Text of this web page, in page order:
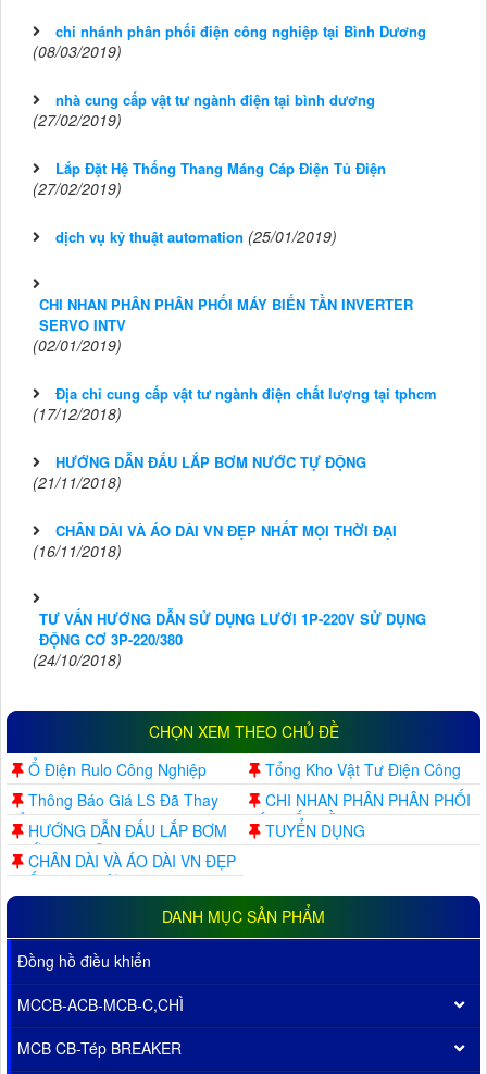
chi nhánh phân phối điện công nghiệp tại Bình Dương
(08/03/2019)
nhà cung cấp vật tư ngành điện tại bình dương
(27/02/2019)
Lắp Đặt Hệ Thống Thang Máng Cáp Điện Tủ Điện
(27/02/2019)
dịch vụ kỷ thuật automation (25/01/2019)
CHI NHAN PHÂN PHÂN PHỐI MÁY BIẾN TẦN INVERTER
SERVO INTV
(02/01/2019)
Địa chỉ cung cấp vật tư ngành điện chất lượng tại tphcm
(17/12/2018)
HƯỚNG DẪN ĐẤU LẮP BƠM NƯỚC TỰ ĐỘNG
(21/11/2018)
CHÂN DÀI VÀ ÁO DÀI VN ĐẸP NHẤT MỌI THỜI ĐẠI
(16/11/2018)
TƯ VẤN HƯỚNG DẪN SỬ DỤNG LƯỚI 1P-220V SỬ DỤNG
ĐỘNG CƠ 3P-220/380
(24/10/2018)
CHỌN XEM THEO CHỦ ĐỀ
Ổ Điện Rulo Công Nghiệp
Tổng Kho Vật Tư Điện Công
Ty Mỹ Phước Đức
Thông Báo Giá LS Đã Thay
Đổi
CHI NHAN PHÂN PHÂN PHỐI
MÁY BIẾN TẦN INVERTER
SERVO INTV
HƯỚNG DẪN ĐẤU LẮP BƠM
NƯỚC TỰ ĐỘNG
TUYỂN DỤNG
CHÂN DÀI VÀ ÁO DÀI VN ĐẸP
NHẤT MỌI THỜI ĐẠI
DANH MỤC SẢN PHẨM
Đồng hồ điều khiển
MCCB-ACB-MCB-C,CHÌ
MCB CB-Tép BREAKER